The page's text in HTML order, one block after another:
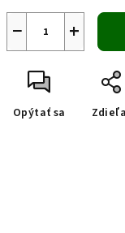
+
−
Opýtať sa